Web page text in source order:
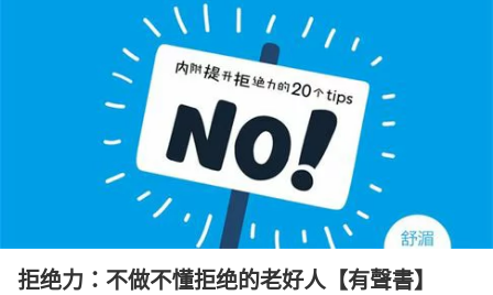
電子/紙本書
拒绝力：不做不懂拒绝的老好人【有聲書】